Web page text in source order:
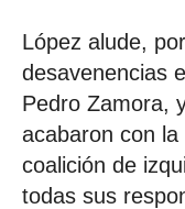
López alude,
desavenencias
Pedro Zamora,
acabaron con
coalición de
todas sus